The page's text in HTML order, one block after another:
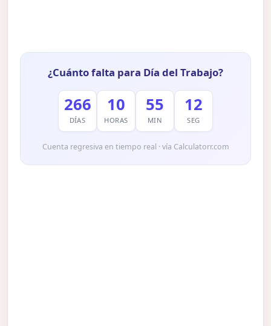
¿Cuánto falta para Día del Trabajo?
266
DÍAS
10
HORAS
55
MIN
11
SEG
Cuenta regresiva en tiempo real · vía Calculatorr.com